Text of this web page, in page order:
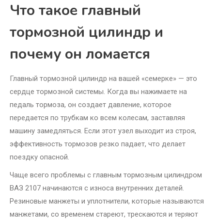
Что такое главный
тормозной цилиндр и
почему он ломается
Главный тормозной цилиндр на вашей «семерке» — это
сердце тормозной системы. Когда вы нажимаете на
педаль тормоза, он создает давление, которое
передается по трубкам ко всем колесам, заставляя
машину замедляться. Если этот узел выходит из строя,
эффективность тормозов резко падает, что делает
поездку опасной.
Чаще всего проблемы с главным тормозным цилиндром
ВАЗ 2107 начинаются с износа внутренних деталей.
Резиновые манжеты и уплотнители, которые называются
манжетами, со временем стареют, трескаются и теряют